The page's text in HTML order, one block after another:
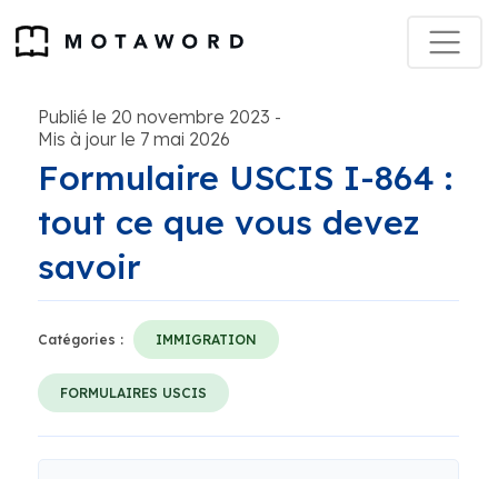
Publié le 20 novembre 2023 -
Mis à jour le 7 mai 2026
Formulaire USCIS I-864 :
tout ce que vous devez
savoir
Catégories : IMMIGRATION
FORMULAIRES USCIS